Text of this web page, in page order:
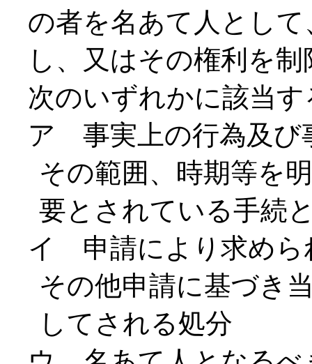
の者を名あて人とし
し、又はその権利を
次のいずれかに該当
ア 事実上の行為及び
その範囲、時期等を
要とされている手続
イ 申請により求めら
その他申請に基づき
してされる処分